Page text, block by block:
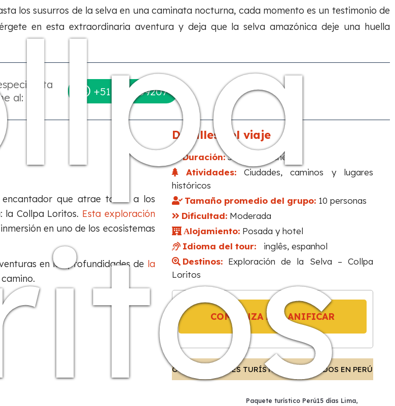
los susurros de la selva en una caminata nocturna, cada momento es un testimonio de
en esta extraordinaria aventura y deja que la selva amazónica deje una huella
al:
+51 984509207
que atrae tanto a los
la Collpa Loritos. Esta exploración
en uno de los ecosistemas
en las profundidades de la
Detalles del viaje
Duración:3días / 2noches
Atividades:Ciudades, caminos y lugares
históricos
Tamaño promedio del grupo:10 personas
Dificultad:Moderada
Alojamiento: Posada y hotel
Idioma del tour:
inglês, espanhol
Destinos:Exploración de la Selva – Collpa
Loritos
COMIENZA A PLANIFICAR
OTROS PAQUETES TURÍSTICOS SUGERIDOS EN PERÚ
Paquete turístico Perú15 días Lima,